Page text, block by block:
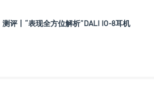
测评丨“表现全方位解析”DALI IO-8耳机